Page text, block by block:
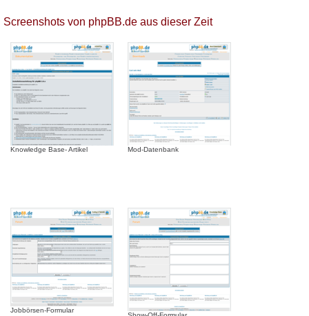
Screenshots von phpBB.de aus dieser Zeit
Knowledge Base- Artikel Mod-Datenbank
Jobbörsen-Formular